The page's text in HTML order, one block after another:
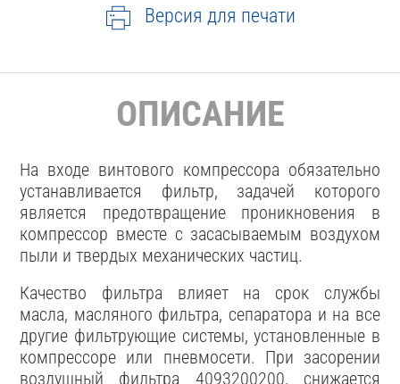
Версия для печати
ОПИСАНИЕ
На входе винтового компрессора обязательно
устанавливается фильтр, задачей которого
является предотвращение проникновения в
компрессор вместе с засасываемым воздухом
пыли и твердых механических частиц.
Качество фильтра влияет на срок службы
масла, масляного фильтра, сепаратора и на все
другие фильтрующие системы, установленные в
компрессоре или пневмосети. При засорении
воздушный фильтра 4093200200, снижается